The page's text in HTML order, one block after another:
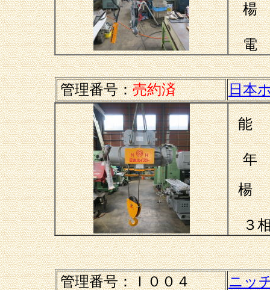
楊
電
管理番号：売約済 日本
能
年
楊
３相
管理番号：Ｉ００４ ニッ